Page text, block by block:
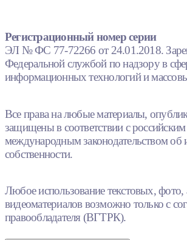
Регистрационный номер серии
ЭЛ № ФС 77-72266 от 24.01.2018.
Федеральной службой по надзору в
информационных технологий и
Все права на любые материалы,
защищены в соответствии с
международным законодательством об
собственности.
Любое использование текстовых, фото,
видеоматериалов возможно только с
правообладателя (ВГТРК).